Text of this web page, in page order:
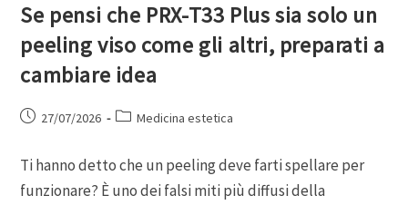
Se pensi che PRX-T33 Plus sia solo un
peeling viso come gli altri, preparati a
cambiare idea
27/07/2026 Medicina estetica
Ti hanno detto che un peeling deve farti spellare per
funzionare? È uno dei falsi miti più diffusi della